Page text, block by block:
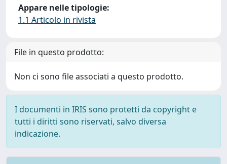
Appare nelle tipologie:
1.1 Articolo in rivista
File in questo prodotto:
Non ci sono file associati a questo prodotto.
I documenti in IRIS sono protetti da copyright e
tutti i diritti sono riservati, salvo diversa
indicazione.